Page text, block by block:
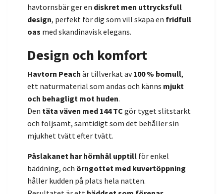
havtornsbär ger en diskret men uttrycksfull
design, perfekt för dig som vill skapa en fridfull
oas med skandinavisk elegans.
Design och komfort
Havtorn Peach är tillverkat av100 % bomull,
ett naturmaterial som andas och känns mjukt
och behagligt mot huden.
Den täta väven med 144 TC gör tyget slitstarkt
och följsamt, samtidigt som det behåller sin
mjukhet tvätt efter tvätt.
Påslakanet har hörnhål upptill för enkel
bäddning, och örngottet med kuvertöppning
håller kudden på plats hela natten.